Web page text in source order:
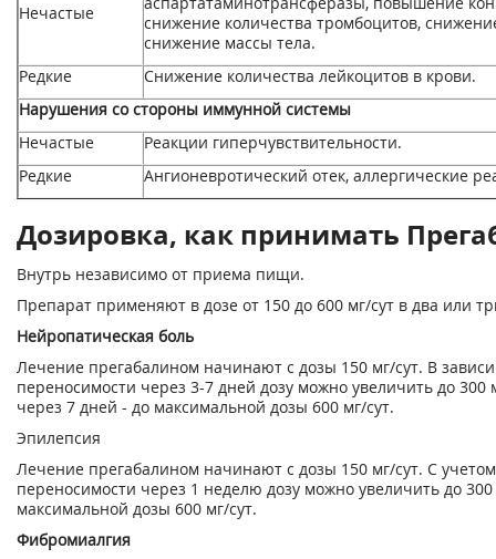
Нечастые
снижение количества тромбоцитов,
снижение массы тела.
Редкие
Снижение количества лейкоцитов в крови.
Нарушения со стороны иммунной системы
Нечастые
Реакции гиперчувствительности.
Редкие
Ангионевротический отек, аллергические
Дозировка, как принимать
Внутрь независимо от приема пищи.
Препарат применяют в дозе от 150 до 600 мг/сут в два или
Нейропатическая боль
Лечение прегабалином начинают с дозы 150 мг/сут. В
переносимости через 3-7 дней дозу можно увеличить до
через 7 дней - до максимальной дозы 600 мг/сут.
Эпилепсия
Лечение прегабалином начинают с дозы 150 мг/сут. С учетом
переносимости через 1 неделю дозу можно увеличить до
максимальной дозы 600 мг/сут.
Фибромиалгия